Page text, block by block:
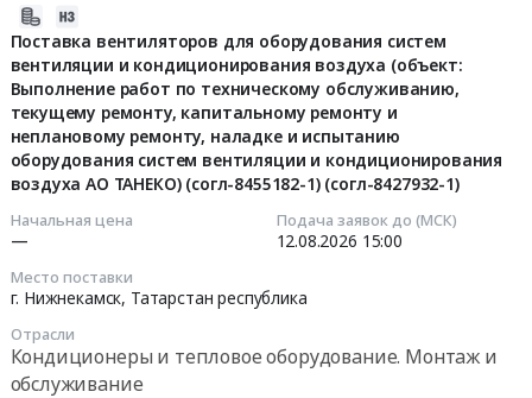
Поставка вентиляторов для оборудования систем
вентиляции и кондиционирования воздуха (объект:
Выполнение работ по техническому обслуживанию,
текущему ремонту, капитальному ремонту и
неплановому ремонту, наладке и испытанию
оборудования систем вентиляции и кондиционирования
воздуха АО ТАНЕКО) (согл-8455182-1) (согл-8427932-1)
Начальная цена
—
Подача заявок до (МСК)
12.08.2026 15:00
Место поставки
г. Нижнекамск, Татарстан республика
Отрасли
Кондиционеры и тепловое оборудование. Монтаж и
обслуживание